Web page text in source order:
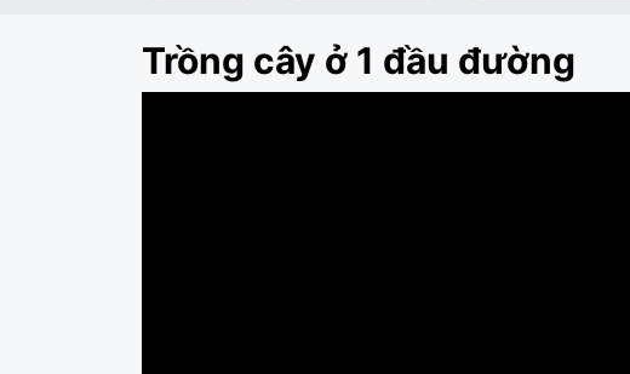
Trồng cây ở 1 đầu đường